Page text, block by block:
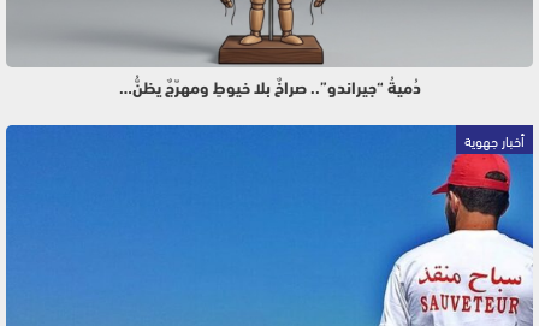
دُميةُ “جيراندو”.. صراخٌ بلا خيوطٍ ومهرّجٌ يظنُّ…
أخبار جهوية